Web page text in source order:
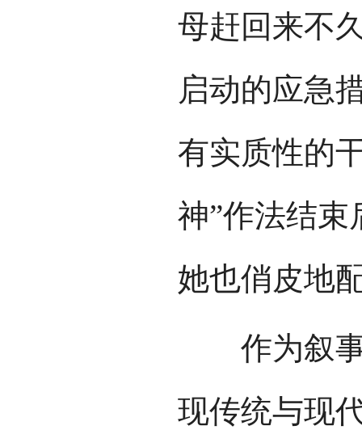
母赶回来不
启动的应急
有实质性的
神”作法结束
她也俏皮地
作为叙事
现传统与现